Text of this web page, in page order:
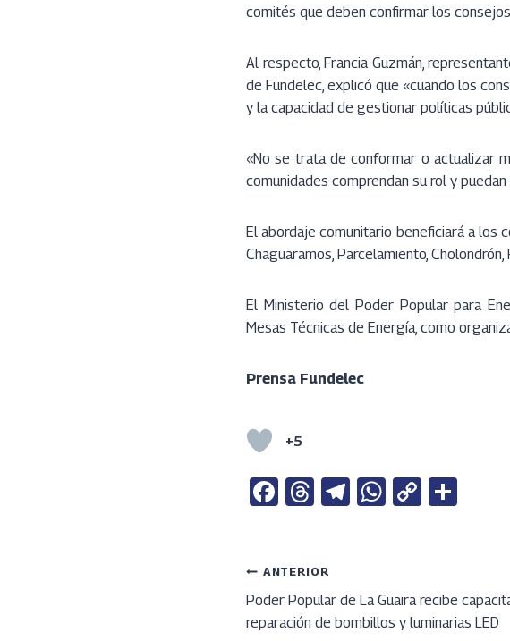
comités que deben confirmar los
Al respecto, Francia Guzmán,
de Fundelec, explicó que «cuando los
y la capacidad de gestionar políticas
«No se trata de conformar o actualizar
comunidades comprendan su rol y
El abordaje comunitario beneficiará a los
Chaguaramos, Parcelamiento,
El Ministerio del Poder Popular para
Mesas Técnicas de Energía, como
Prensa Fundelec
+5
Fa
o
o
T
a
ds
Te
m
W
A
C
n
Navegación
ANTERIOR
Poder Popular de La Guaira recibe
reparación de bombillos y luminarias LED